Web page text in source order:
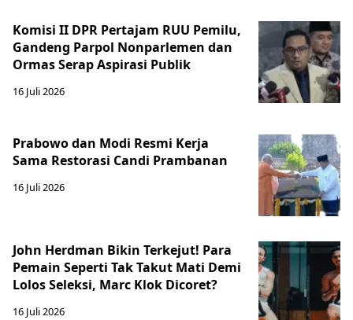
Komisi II DPR Pertajam RUU Pemilu,
Gandeng Parpol Nonparlemen dan
Ormas Serap Aspirasi Publik
16 Juli 2026
Prabowo dan Modi Resmi Kerja
Sama Restorasi Candi Prambanan
16 Juli 2026
John Herdman Bikin Terkejut! Para
Pemain Seperti Tak Takut Mati Demi
Lolos Seleksi, Marc Klok Dicoret?
16 Juli 2026